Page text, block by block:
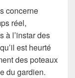
concerne
réel,
à l’instar des
est heurté
des poteaux
du gardien.